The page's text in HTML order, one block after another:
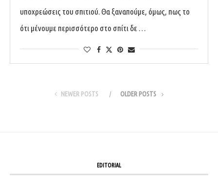
υποχρεώσεις του σπιτιού. Θα ξαναπούμε, όμως, πως το
ότι μένουμε περισσότερο στο σπίτι δε …
NEWER POSTS OLDER POSTS
EDITORIAL